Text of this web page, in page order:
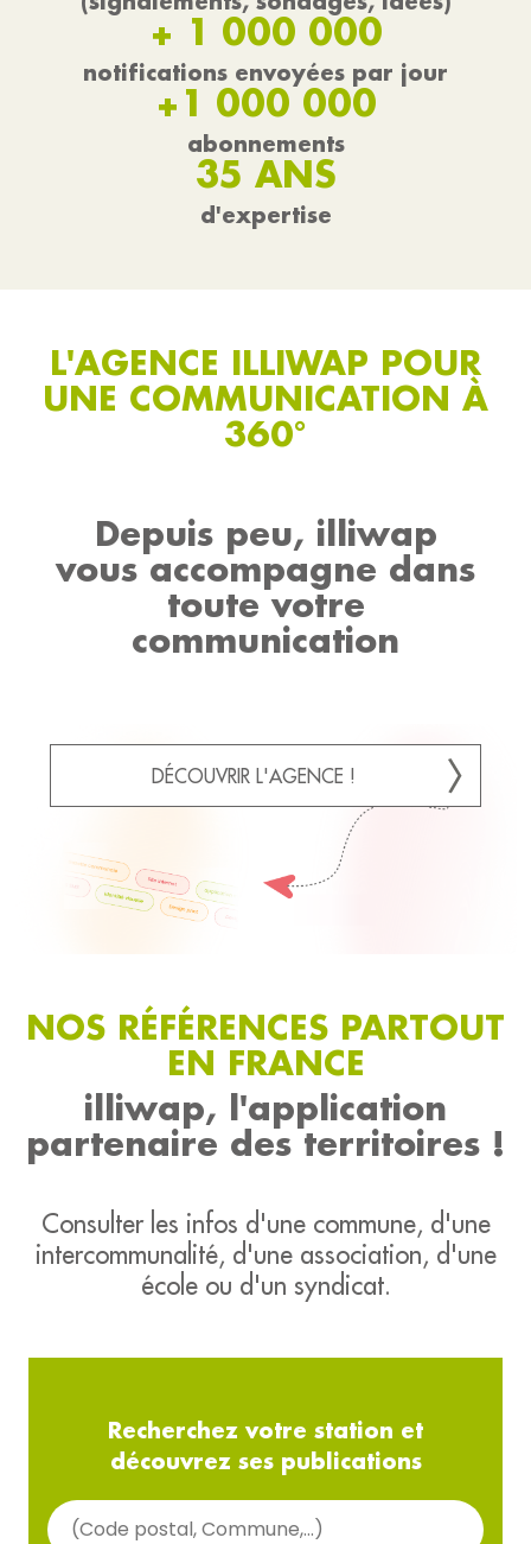
+ 1 000 000
notifications envoyées par jour
+1 000 000
abonnements
35 ANS
d'expertise
L'AGENCE ILLIWAP POUR
UNE COMMUNICATION À
360°
Depuis peu, illiwap
vous accompagne dans
toute votre
communication
DÉCOUVRIR L'AGENCE !
NOS RÉFÉRENCES PARTOUT
EN FRANCE
illiwap, l'application
partenaire des territoires !
Consulter les infos d'une commune, d'une
intercommunalité, d'une association, d'une
école ou d'un syndicat.
Recherchez votre station et
découvrez ses publications